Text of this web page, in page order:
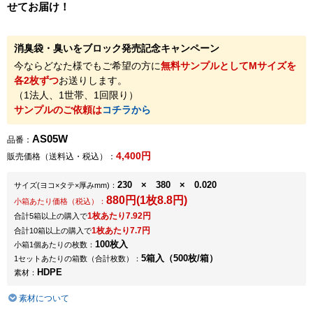
せてお届け！
消臭袋・臭いをブロック発売記念キャンペーン
今ならどなた様でもご希望の方に無料サンプルとしてMサイズを
各2枚ずつお送りします。
（1法人、1世帯、1回限り）
サンプルのご依頼はコチラから
品番： AS05W
販売価格（送料込・税込）： 4,400円
サイズ(ヨコ×タテ×厚みmm) ： 230 × 380 × 0.020
小箱あたり価格（税込）： 880円(1枚8.8円)
合計5箱以上の購入で1枚あたり7.92円
合計10箱以上の購入で1枚あたり7.7円
小箱1個あたりの枚数： 100枚入
1セットあたりの箱数（合計枚数）： 5箱入（500枚/箱）
素材： HDPE
素材について